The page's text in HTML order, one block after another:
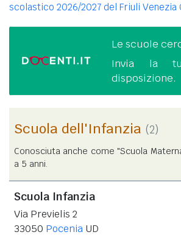
scolastico 2026/2027 del Friuli Venezia
Le scuole
Invia la
disposizione.
Scuola dell'Infanzia (2)
Conosciuta anche come "Scuola
a 5 anni.
Scuola Infanzia
Via Previelis 2
33050 Pocenia UD